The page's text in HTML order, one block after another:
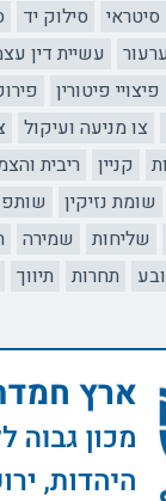
סיטראי סילוק יד
עשיית דין
פיצויי פיטורין
צו מניעה ועיקול
קניין ריבית
שומת נזיקין
שליחות שמירה
תחרות תיווך